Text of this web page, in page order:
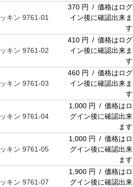
キン 9761-01
370 円 / 価格はログ
イン後に確認出来ま
す
キン 9761-02
410 円 / 価格はログ
イン後に確認出来ま
す
キン 9761-03
460 円 / 価格はログ
イン後に確認出来ま
す
キン 9761-04
1,000 円 / 価格はロ
グイン後に確認出来
ます
キン 9761-05
1,000 円 / 価格はロ
グイン後に確認出来
ます
キン 9761-07
1,900 円 / 価格はロ
グイン後に確認出来